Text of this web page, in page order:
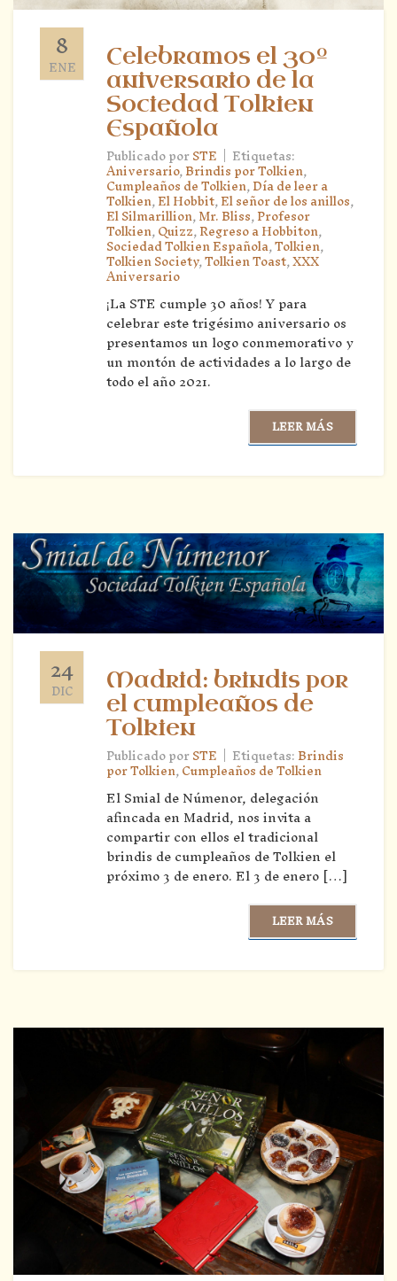
8
ENE
Celebramos el 30º
aniversario de la
Sociedad Tolkien
Española
Publicado porSTE | Etiquetas:
Aniversario,Brindis por Tolkien,
Cumpleaños de Tolkien,Día de leer a
Tolkien,El Hobbit,El señor de los anillos,
El Silmarillion,Mr. Bliss,Profesor
Tolkien,Quizz,Regreso a Hobbiton,
Sociedad Tolkien Española,Tolkien,
Tolkien Society,Tolkien Toast,XXX
Aniversario
¡La STE cumple 30 años! Y para
celebrar este trigésimo aniversario os
presentamos un logo conmemorativo y
un montón de actividades a lo largo de
todo el año 2021.
LEER MÁS
24
DIC
Madrid: brindis por
el cumpleaños de
Tolkien
Publicado porSTE | Etiquetas:Brindis
por Tolkien,Cumpleaños de Tolkien
El Smial de Númenor, delegación
afincada en Madrid, nos invita a
compartir con ellos el tradicional
brindis de cumpleaños de Tolkien el
próximo 3 de enero. El 3 de enero […]
LEER MÁS